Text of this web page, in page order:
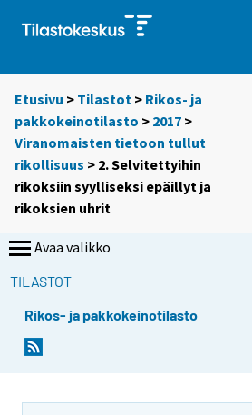
Etusivu > Tilastot > Rikos- ja
pakkokeinotilasto > 2017 >
Viranomaisten tietoon tullut
rikollisuus > 2. Selvitettyihin
rikoksiin syylliseksi epäillyt ja
rikoksien uhrit
Avaa valikko
TILASTOT
Rikos- ja pakkokeinotilasto